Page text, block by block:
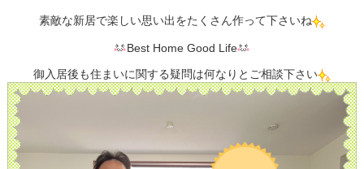
素敵な新居で楽しい思い出をたくさん作って下さいね
Best Home Good Life
御入居後も住まいに関する疑問は何なりとご相談下さい